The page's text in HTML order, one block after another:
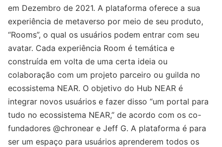
em Dezembro de 2021. A plataforma oferece a sua
experiência de metaverso por meio de seu produto,
“Rooms”, o qual os usuários podem entrar com seu
avatar. Cada experiência Room é temática e
construída em volta de uma certa ideia ou
colaboração com um projeto parceiro ou guilda no
ecossistema NEAR. O objetivo do Hub NEAR é
integrar novos usuários e fazer disso “um portal para
tudo no ecossistema NEAR,” de acordo com os co-
fundadores @chronear e Jeff G. A plataforma é para
ser um espaço para usuários aprenderem todos os